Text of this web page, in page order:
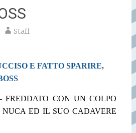
Staff
E FATTO SPARIRE,
CON UN COLPO
ED IL SUO CADAVERE